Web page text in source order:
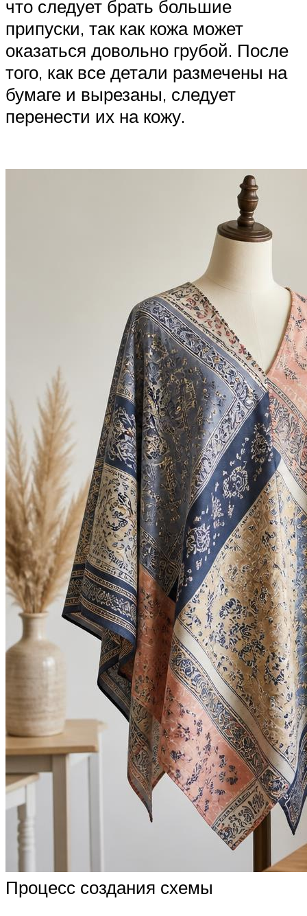
что следует брать большие
припуски, так как кожа может
оказаться довольно грубой. После
того, как все детали размечены на
бумаге и вырезаны, следует
перенести их на кожу.
Процесс создания схемы